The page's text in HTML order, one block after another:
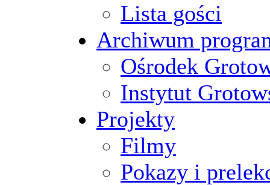
Lista gości
Archiwum
Ośrodek
Instytut
Projekty
Filmy
Pokazy i